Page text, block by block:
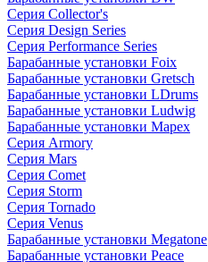
Серия Collector's
Серия Design Series
Серия Performance Series
Барабанные установки Foix
Барабанные установки Gretsch
Барабанные установки LDrums
Барабанные установки Ludwig
Барабанные установки Mapex
Серия Armory
Серия Mars
Серия Comet
Серия Storm
Серия Tornado
Серия Venus
Барабанные установки Megatone
Барабанные установки Peace